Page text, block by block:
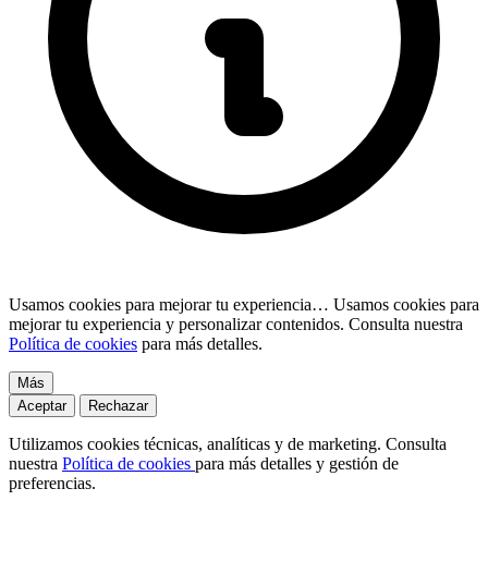
Usamos cookies para mejorar tu experiencia… Usamos cookies para
mejorar tu experiencia y personalizar contenidos. Consulta nuestra
Política de cookies para más detalles.
Más
Aceptar
Rechazar
Utilizamos cookies técnicas, analíticas y de marketing. Consulta
nuestra Política de cookies para más detalles y gestión de
preferencias.